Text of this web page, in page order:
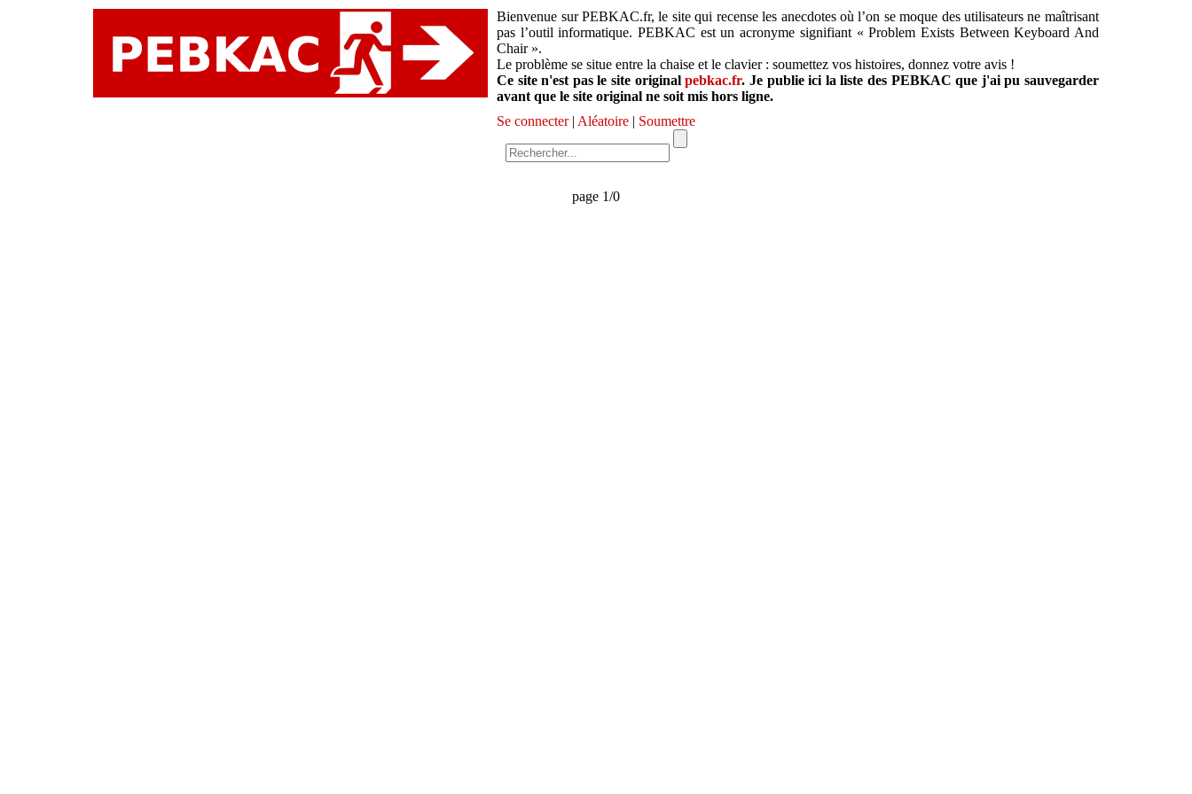
Bienvenue sur PEBKAC.fr, le site qui recense les anecdotes où l’on se moque des utilisateurs ne maîtrisant
pas l’outil informatique. PEBKAC est un acronyme signifiant « Problem Exists Between Keyboard And
Chair ».
Le problème se situe entre la chaise et le clavier : soumettez vos histoires, donnez votre avis !
Ce site n'est pas le site originalpebkac.fr. Je publie ici la liste des PEBKAC que j'ai pu sauvegarder
avant que le site original ne soit mis hors ligne.
Se connecter| Aléatoire | Soumettre
page 1/0